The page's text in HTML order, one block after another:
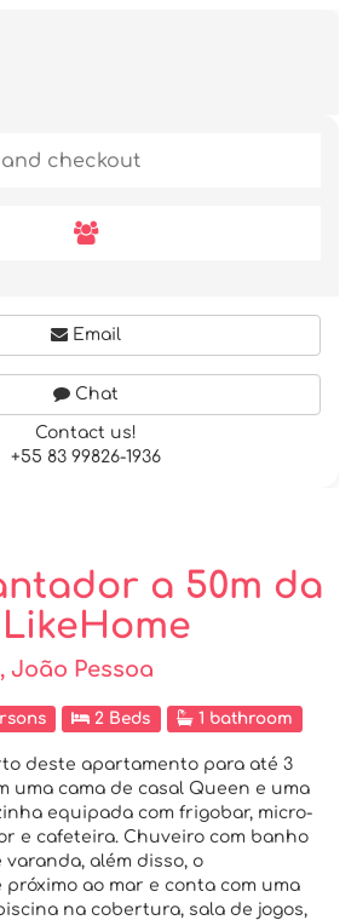
a 50m da
João Pessoa
2 Beds 1 bathroom
deste apartamento para até 3
uma cama de casal Queen e uma
equipada com frigobar, micro-
e cafeteira. Chuveiro com banho
além disso, o
ao mar e conta com uma
na cobertura, sala de jogos,
Email
Chat
Contact us!
+55 83 99826-1936